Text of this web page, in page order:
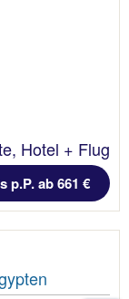
Hotel + Flug
p.P. ab 661 €